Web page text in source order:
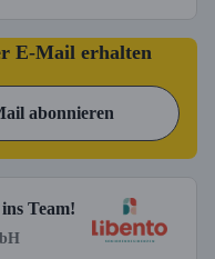
E-Mail erhalten
abonnieren
Team!